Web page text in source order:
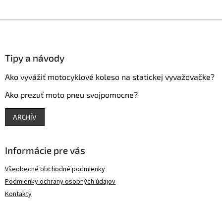
äTipy a návody
Ako vyvážiť motocyklové koleso na statickej vyvažovačke?
Ako prezuť moto pneu svojpomocne?
ARCHÍV
Informácie pre vás
Všeobecné obchodné podmienky
Podmienky ochrany osobných údajov
Kontakty